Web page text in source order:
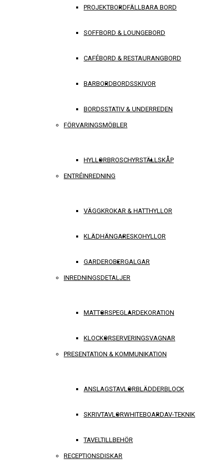
PROJEKTBORDFÄLLBARA BORD
SOFFBORD & LOUNGEBORD
CAFÉBORD & RESTAURANGBORD
BARBORDBORDSSKIVOR
BORDSSTATIV & UNDERREDEN
FÖRVARINGSMÖBLER
HYLLORBROSCHYRSTÄLLSKÅP
ENTRÉINREDNING
VÄGGKROKAR & HATTHYLLOR
KLÄDHÄNGARESKOHYLLOR
GARDEROBERGALGAR
INREDNINGSDETALJER
MATTORSPEGLARDEKORATION
KLOCKORSERVERINGSVAGNAR
PRESENTATION & KOMMUNIKATION
ANSLAGSTAVLORBLÄDDERBLOCK
SKRIVTAVLORWHITEBOARDAV-TEKNIK
TAVELTILLBEHÖR
RECEPTIONSDISKAR